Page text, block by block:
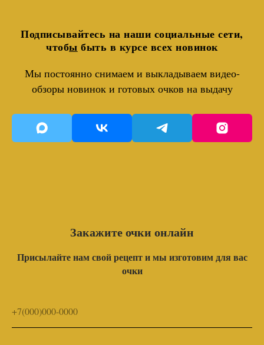
Подписывайтесь на наши социальные сети,
чтобы быть в курсе всех новинок
Мы постоянно снимаем и выкладываем видео-
обзоры новинок и готовых очков на выдачу
Закажите очки онлайн
Присылайте нам свой рецепт и мы изготовим для вас
очки
+7(000)000-0000